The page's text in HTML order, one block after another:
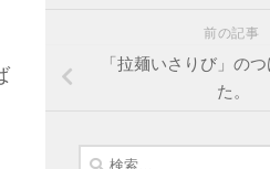
前の記事
「拉麺いさりび」の
た。
検